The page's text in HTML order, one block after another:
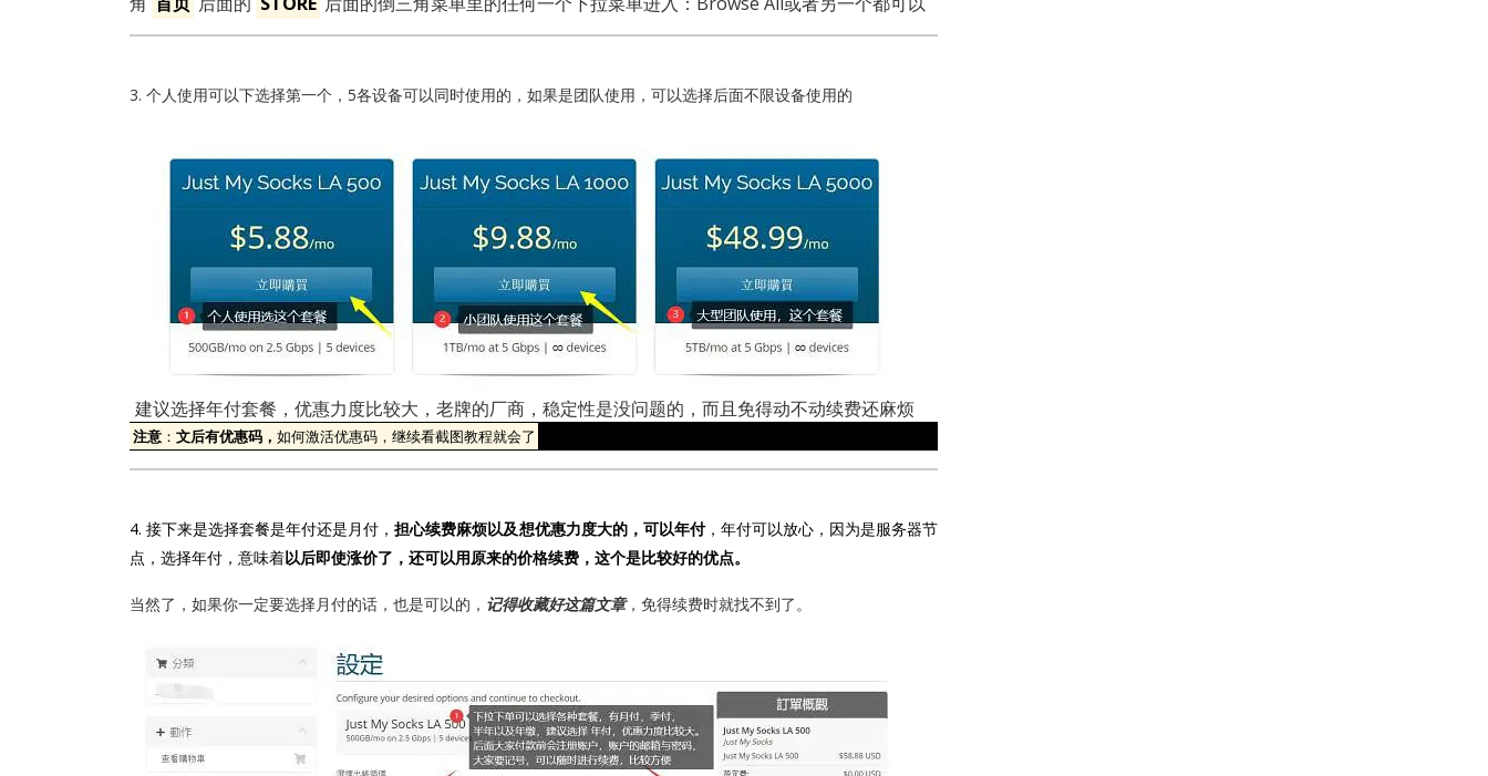
3. 个人使用可以下选择第一个，5各设备可以同时使用的，如果是团队使用，可以选择后面不限设备使用的
建议选择年付套餐，优惠力度比较大，老牌的厂商，稳定性是没问题的，而且免得动不动续费还麻烦
注意： 文后有优惠码， 如何激活优惠码，继续看截图教程就会了
4. 接下来是选择套餐是年付还是月付，担心续费麻烦以及想优惠力度大的，可以年付，年付可以放心，因为是服务器节
点，选择年付，意味着以后即使涨价了，还可以用原来的价格续费，这个是比较好的优点。
当然了，如果你一定要选择月付的话，也是可以的， 记得收藏好这篇文章，免得续费时就找不到了。